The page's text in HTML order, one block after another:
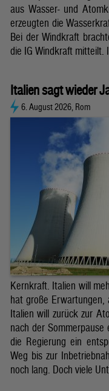
aus Wasser- und
erzeugten die
Bei der Windkraft
die IG Windkraft mitteilt.
Italien sagt wieder
6. August 2026, Rom
Kernkraft. Italien will
hat große Erwartungen,
Italien will zurück zur
nach der Sommerpause
die Regierung ein
Weg bis zur
noch lang. Doch viele